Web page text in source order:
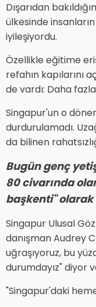
Dışarıdan
ülkesinde
iyileşiyordu.
Özellikle eğitime
refahın kapılarını
de vardı: Daha
Singapur'un o
durdurulamadı.
da bilinen
Bugün genç
80 civarında
başkenti" olarak
Singapur Ulusal
danışman Audrey
uğraşıyoruz, bu
durumdayız" diyor
"Singapur'daki